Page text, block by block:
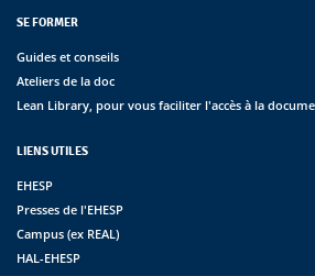
SE FORMER
Guides et conseils
Ateliers de la doc
Lean Library, pour vous faciliter l'accès à la
LIENS UTILES
EHESP
Presses de l'EHESP
Campus (ex REAL)
HAL-EHESP